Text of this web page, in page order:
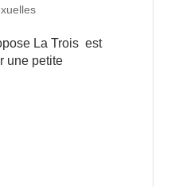
La Trois est
une petite